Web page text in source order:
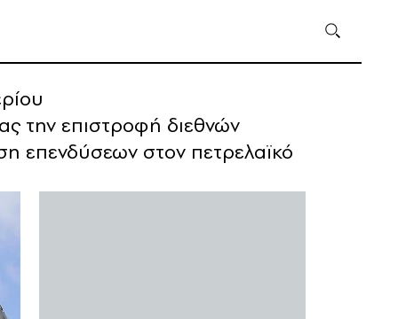
την επιστροφή διεθνών
επενδύσεων στον πετρελαϊκό